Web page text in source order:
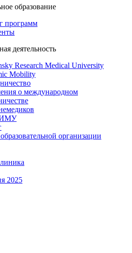
образование
программ
деятельность
Research Medical University
Mobility
о международном
организации
2025